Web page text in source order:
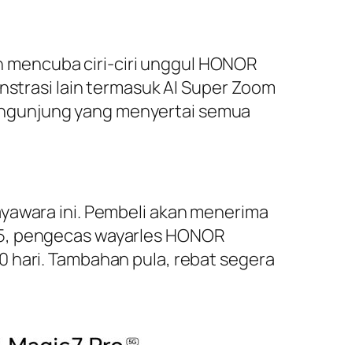
ciri-ciri unggul HONOR
lain termasuk AI Super Zoom
yang menyertai semua
ini. Pembeli akan menerima
pengecas wayarles HONOR
hari. Tambahan pula, rebat segera